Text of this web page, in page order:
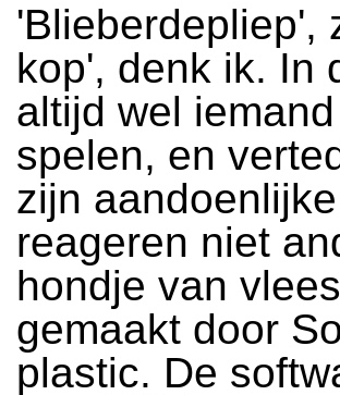
'Blieberdepliep',
kop', denk ik. In
altijd wel
spelen, en
zijn
reageren niet
hondje van
gemaakt door
plastic. De